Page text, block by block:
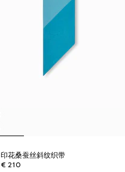
印花桑蚕丝斜纹织带
€ 210